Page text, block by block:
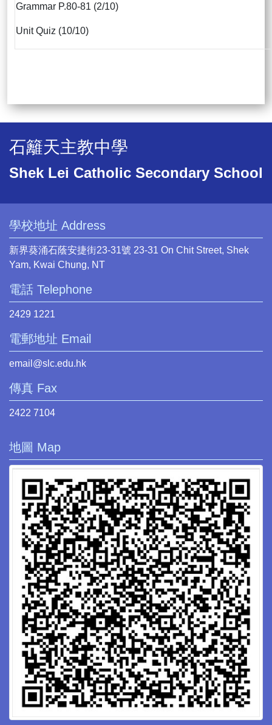
Grammar P.80-81 (2/10)
Unit Quiz (10/10)
石籬天主教中學
Shek Lei Catholic Secondary School
學校地址 Address
新界葵涌石蔭安捷街23-31號 23-31 On Chit Street, Shek
Yam, Kwai Chung, NT
電話 Telephone
2429 1221
電郵地址 Email
email@slc.edu.hk
傳真 Fax
2422 7104
地圖 Map